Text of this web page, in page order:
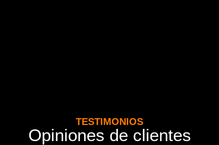
TESTIMONIOS
Opiniones de clientes